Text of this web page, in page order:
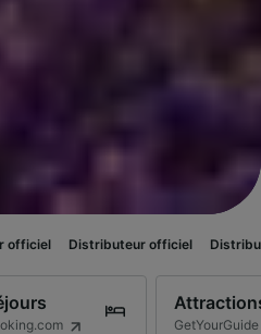
officiel Distributeur officiel
GetYourGuide